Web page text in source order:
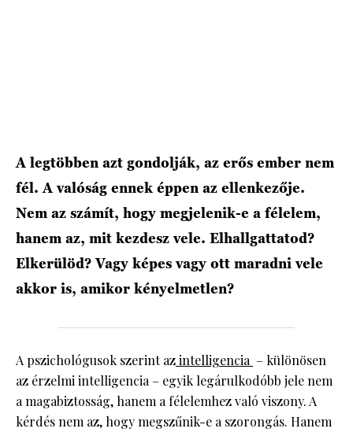
A legtöbben azt gondolják, az erős ember nem
fél. A valóság ennek éppen az ellenkezője.
Nem az számít, hogy megjelenik-e a félelem,
hanem az, mit kezdesz vele. Elhallgattatod?
Elkerülöd? Vagy képes vagy ott maradni vele
akkor is, amikor kényelmetlen?
A pszichológusok szerint azintelligencia – különösen
az érzelmi intelligencia – egyik legárulkodóbb jele nem
a magabiztosság, hanem a félelemhez való viszony. A
kérdés nem az, hogy megszűnik-e a szorongás. Hanem